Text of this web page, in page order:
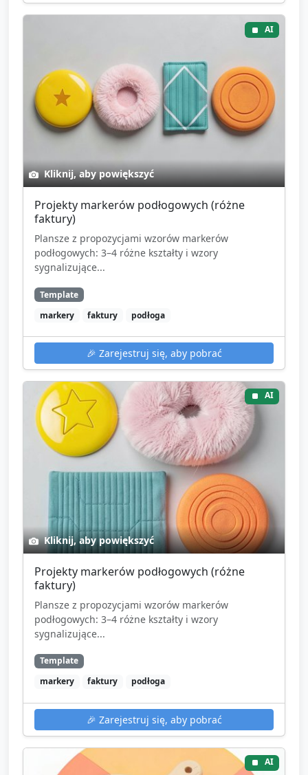
AI
Kliknij, aby powiększyć
Projekty markerów podłogowych (różne
faktury)
Plansze z propozycjami wzorów markerów
podłogowych: 3–4 różne kształty i wzory
sygnalizujące...
Template
markery
faktury podłoga
🎉 Zarejestruj się, aby pobrać
AI
Kliknij, aby powiększyć
Projekty markerów podłogowych (różne
faktury)
Plansze z propozycjami wzorów markerów
podłogowych: 3–4 różne kształty i wzory
sygnalizujące...
Template
markery
faktury podłoga
🎉 Zarejestruj się, aby pobrać
AI